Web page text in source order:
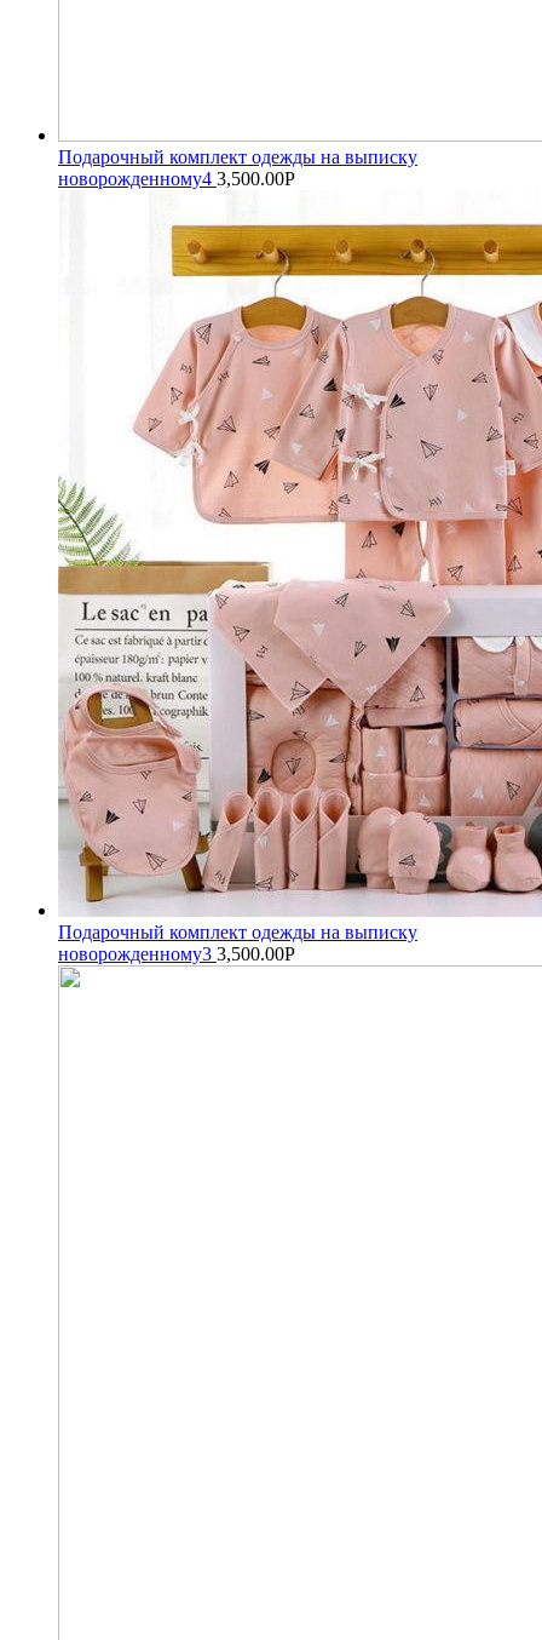
Подарочный комплект одежды на выписку
новорожденному4 3,500.00Р
Подарочный комплект одежды на выписку
новорожденному3 3,500.00Р